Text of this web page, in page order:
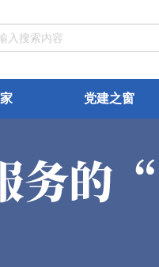
党建之窗